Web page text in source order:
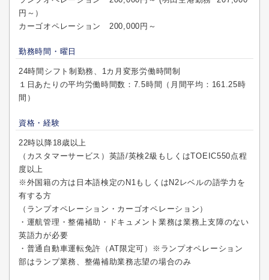
円～）
カーゴオペレーション 200,000円～
勤務時間・曜日
24時間シフト制勤務、1カ月変形労働時間制
１日あたりの平均労働時間数：7.5時間（月間平均：161.25時
間）
資格・経験
22時以降18歳以上
（カスタマーサービス）英語/英検2級もしくはTOEIC550点程
度以上
※外国籍の方は日本語検定のN1もしくはN2レベルの語学力を
有する方
（ランプオペレーション・カーゴオペレーション）
・運航管理・整備補助・ドキュメント業務は業務上支障のない
英語力が必要
・普通自動車運転免許（AT限定可）※ランプオペレーション
部はランプ業務、整備補助業務志望の場合のみ